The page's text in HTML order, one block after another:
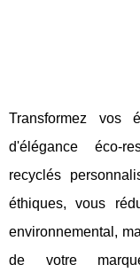
Transformez vos
d'élégance éco-
recyclés
éthiques, vous
environnemental,
de votre